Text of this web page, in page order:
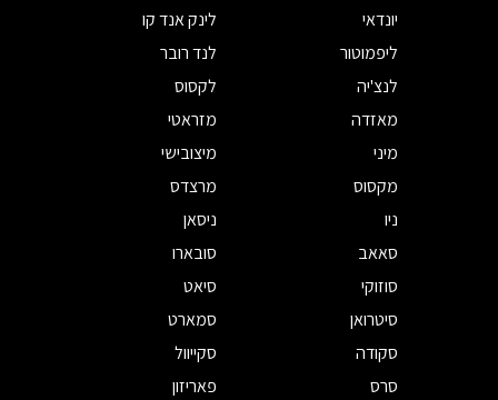
יונדאי
לינק אנד קו
ליפמוטור
לנד רובר
לנצ'יה
לקסוס
מאזדה
מזראטי
מיני
מיצובישי
מקסוס
מרצדס
ניו
ניסאן
סאאב
סובארו
סוזוקי
סיאט
סיטרואן
סמארט
סקודה
סקייוול
סרס
פאריזון